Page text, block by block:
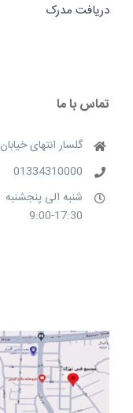
دریافت مدرک
تماس با ما
گلسار انتهای خیابان 80
01334310000
شنبه الی پنجشنبه
9:00-17:30